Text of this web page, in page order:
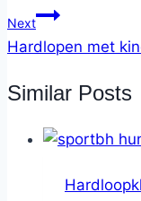
Next
Hardlopen met
Similar Posts